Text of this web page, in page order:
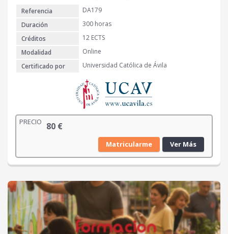
Referencia
DA179
Duración
300 horas
Créditos
12 ECTS
Modalidad
Online
Certificado por
Universidad Católica de Ávila
PRECIO 80 €
Matricularme Ver Más